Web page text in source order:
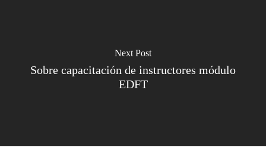
Next Post
Sobre capacitación de instructores módulo
EDFT